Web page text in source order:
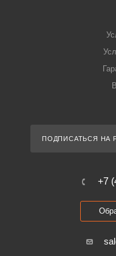
ПОДПИСАТЬСЯ НА
+7